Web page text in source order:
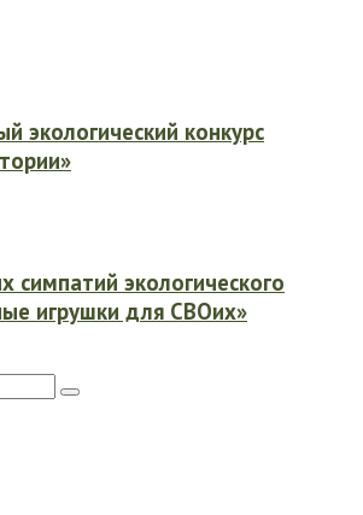
экологический конкурс
симпатий экологического
игрушки для СВОих»